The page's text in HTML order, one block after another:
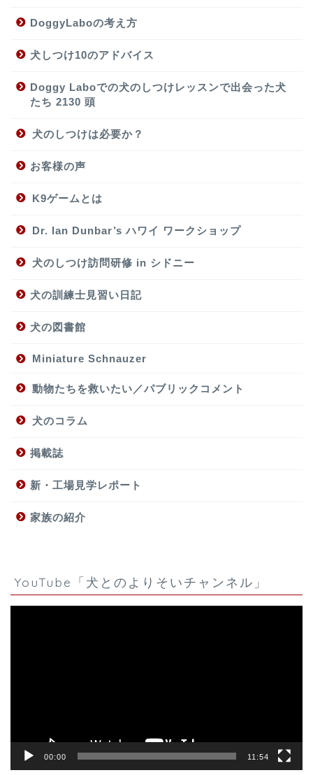
DoggyLaboの考え方
犬しつけ10のアドバイス
Doggy Laboでの犬のしつけレッスンで出会った犬
たち 2130 頭
犬のしつけは必要か？
お客様の声
K9ゲームとは
Dr. Ian Dunbar’s ハワイ ワークショップ
犬のしつけ訪問研修 in シドニー
犬の訓練士見習い日記
犬の図書館
Miniature Schnauzer
動物たちを救いたい／パブリックコメント
犬のコラム
掲載誌
新・工場見学レポート
家族の紹介
YouTube「犬とのよりそいチャンネル」
00:00 11:54